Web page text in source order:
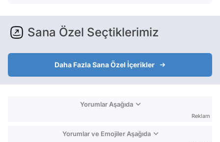
Sana Özel Seçtiklerimiz
Daha Fazla Sana Özel İçerikler
Yorumlar Aşağıda
Reklam
Yorumlar ve Emojiler Aşağıda